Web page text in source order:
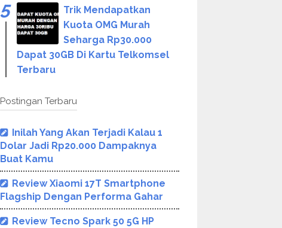
Trik Mendapatkan
Kuota OMG Murah
Seharga Rp30.000
Dapat 30GB Di Kartu Telkomsel
Terbaru
Postingan Terbaru
Inilah Yang Akan Terjadi Kalau 1
Dolar Jadi Rp20.000 Dampaknya
Buat Kamu
Review Xiaomi 17T Smartphone
Flagship Dengan Performa Gahar
Review Tecno Spark 50 5G HP